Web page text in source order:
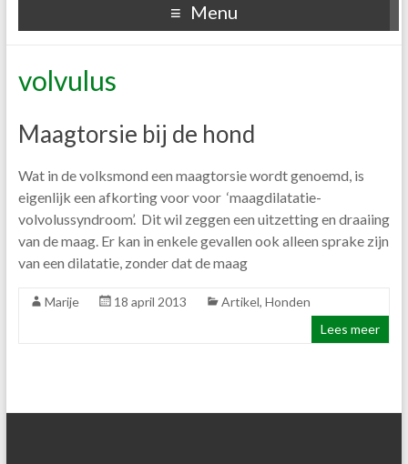
Menu
volvulus
Maagtorsie bij de hond
Wat in de volksmond een maagtorsie wordt genoemd, is
eigenlijk een afkorting voor voor ‘maagdilatatie-
volvolussyndroom’. Dit wil zeggen een uitzetting en draaiing
van de maag. Er kan in enkele gevallen ook alleen sprake zijn
van een dilatatie, zonder dat de maag
Marije 18 april 2013 Artikel, Honden
Lees meer